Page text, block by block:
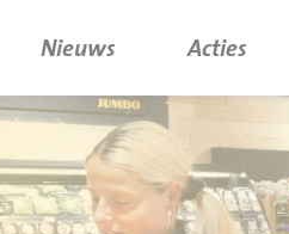
Nieuws Acties